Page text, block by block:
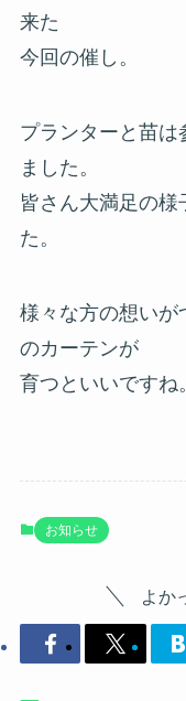
来た
今回の催し。
プランターと苗は
ました。
皆さん大満足の様
た。
様々な方の想いが
のカーテンが
育つといいですね。
お知らせ
よか